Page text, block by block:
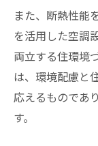
竹中工
介
工務店
Scope3削
また、断熱性能
を活用した空調
両立する住環境
は、環境配慮と
応えるものであ
す。